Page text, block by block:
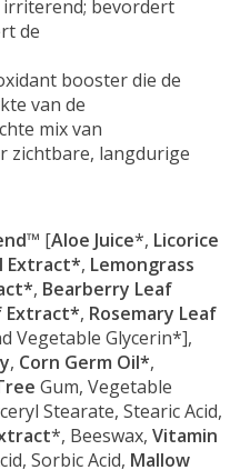
bevordert
de
booster die de
van de
mix van
zichtbare, langdurige
™ [Aloe Juice*, Licorice
Extract*, Lemongrass
, Bearberry Leaf
Extract*, Rosemary Leaf
Vegetable Glycerin*],
, Corn Germ Oil*,
Gum, Vegetable
Stearate, Stearic Acid,
*, Beeswax, Vitamin
Sorbic Acid, Mallow